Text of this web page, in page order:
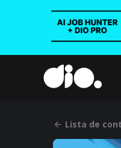
Lista de